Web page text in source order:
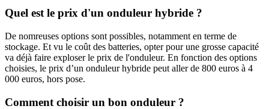
Quel est le prix d'un onduleur hybride ?
De nomreuses options sont possibles, notamment en terme de
stockage. Et vu le coût des batteries, opter pour une grosse capacité
va déjà faire exploser le prix de l'onduleur. En fonction des options
choisies, le prix d’un onduleur hybride peut aller de 800 euros à 4
000 euros, hors pose.
Comment choisir un bon onduleur ?